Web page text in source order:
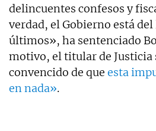
delincuentes confesos y
verdad, el Gobierno está del
últimos», ha sentenciado
motivo, el titular de Justicia
convencido de que esta
en nada».